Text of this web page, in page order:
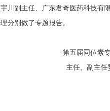
川副主任、广东君奇医药科技
分别做了专题报告。
第五届同位素
主任、副主任